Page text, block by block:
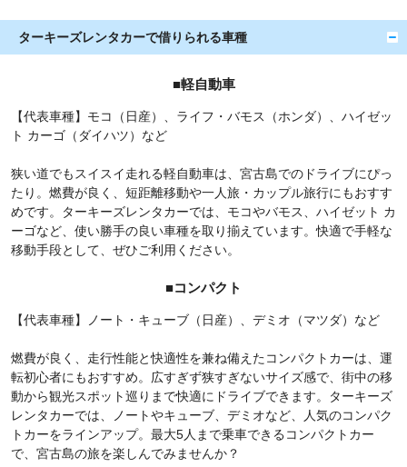
ターキーズレンタカーで借りられる車種
■軽自動車
【代表車種】モコ（日産）、ライフ・バモス（ホンダ）、ハイゼッ
ト カーゴ（ダイハツ）など
狭い道でもスイスイ走れる軽自動車は、宮古島でのドライブにぴっ
たり。燃費が良く、短距離移動や一人旅・カップル旅行にもおすす
めです。ターキーズレンタカーでは、モコやバモス、ハイゼット カ
ーゴなど、使い勝手の良い車種を取り揃えています。快適で手軽な
移動手段として、ぜひご利用ください。
■コンパクト
【代表車種】ノート・キューブ（日産）、デミオ（マツダ）など
燃費が良く、走行性能と快適性を兼ね備えたコンパクトカーは、運
転初心者にもおすすめ。広すぎず狭すぎないサイズ感で、街中の移
動から観光スポット巡りまで快適にドライブできます。ターキーズ
レンタカーでは、ノートやキューブ、デミオなど、人気のコンパク
トカーをラインアップ。最大5人まで乗車できるコンパクトカー
で、宮古島の旅を楽しんでみませんか？